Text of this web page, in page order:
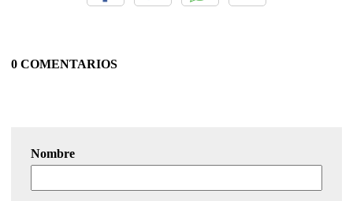
0 COMENTARIOS
Nombre